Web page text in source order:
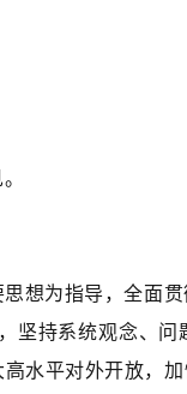
想为指导，全面
坚持系统观念、
水平对外开放，加